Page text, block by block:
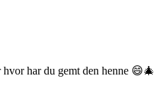
har du gemt den henne 😄🎄